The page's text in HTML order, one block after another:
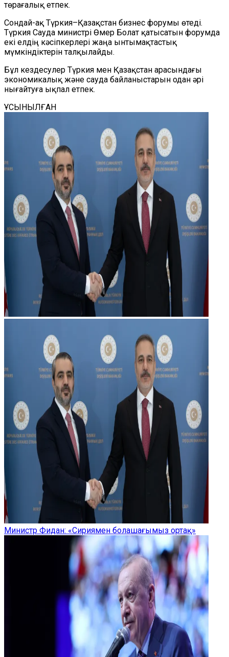
төрағалық етпек.
Сондай-ақ Түркия–Қазақстан бизнес форумы өтеді.
Түркия Сауда министрі Өмер Болат қатысатын форумда
екі елдің кәсіпкерлері жаңа ынтымақтастық
мүмкіндіктерін талқылайды.
Бұл кездесулер Түркия мен Қазақстан арасындағы
экономикалық және сауда байланыстарын одан әрі
нығайтуға ықпал етпек.
ҰСЫНЫЛҒАН
Министр Фидан: «Сириямен болашағымыз ортақ»